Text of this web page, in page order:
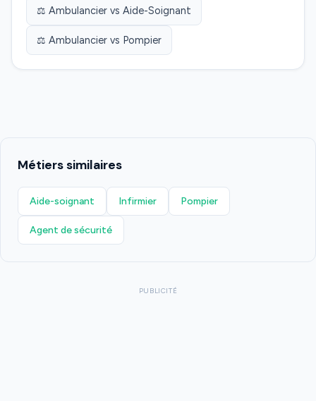
⚖️ Ambulancier vs Aide-Soignant
⚖️ Ambulancier vs Pompier
Métiers similaires
Aide-soignant Infirmier Pompier
Agent de sécurité
PUBLICITÉ